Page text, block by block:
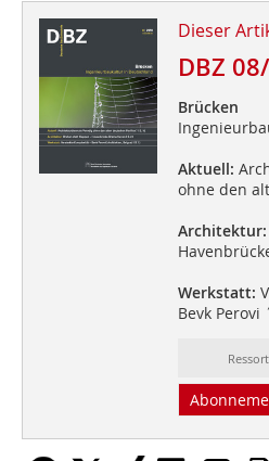
Dieser
DBZ
Brücken
Aktuell:
ohne den
Architektur:
Werkstatt:
Bevk Perovi